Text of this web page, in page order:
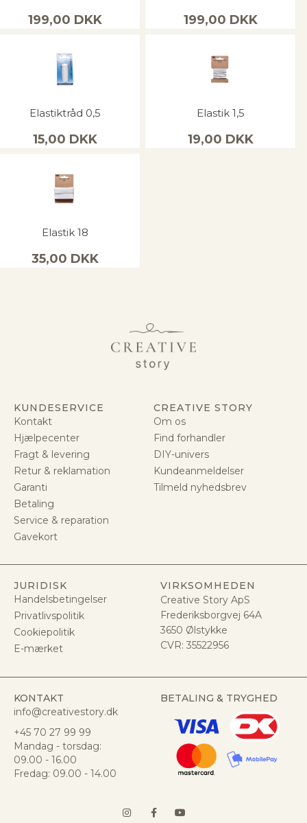
199,00 DKK 199,00 DKK
Elastiktråd 0,5
15,00 DKK
Elastik 1,5
19,00 DKK
Elastik 18
35,00 DKK
KUNDESERVICE
Kontakt
Hjælpecenter
Fragt & levering
Retur & reklamation
Garanti
Betaling
Service & reparation
Gavekort
CREATIVE STORY
Om os
Find forhandler
DIY-univers
Kundeanmeldelser
Tilmeld nyhedsbrev
JURIDISK
Handelsbetingelser
Privatlivspolitik
Cookiepolitik
E-mærket
VIRKSOMHEDEN
Creative Story ApS
Frederiksborgvej 64A
3650 Ølstykke
CVR: 35522956
KONTAKT
info@creativestory.dk
+45 70 27 99 99
Mandag - torsdag:
09.00 - 16.00
Fredag: 09.00 - 14.00
BETALING & TRYGHED